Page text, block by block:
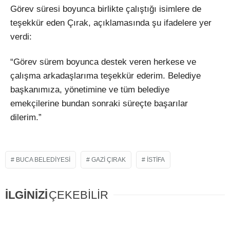
Görev süresi boyunca birlikte çalıştığı isimlere de
teşekkür eden Çırak, açıklamasında şu ifadelere yer
verdi:
“Görev sürem boyunca destek veren herkese ve
çalışma arkadaşlarıma teşekkür ederim. Belediye
başkanımıza, yönetimine ve tüm belediye
emekçilerine bundan sonraki süreçte başarılar
dilerim.”
BUCA BELEDIYESI GAZI ÇIRAK ISTIFA
İLGİNİZİÇEKEBİLİR